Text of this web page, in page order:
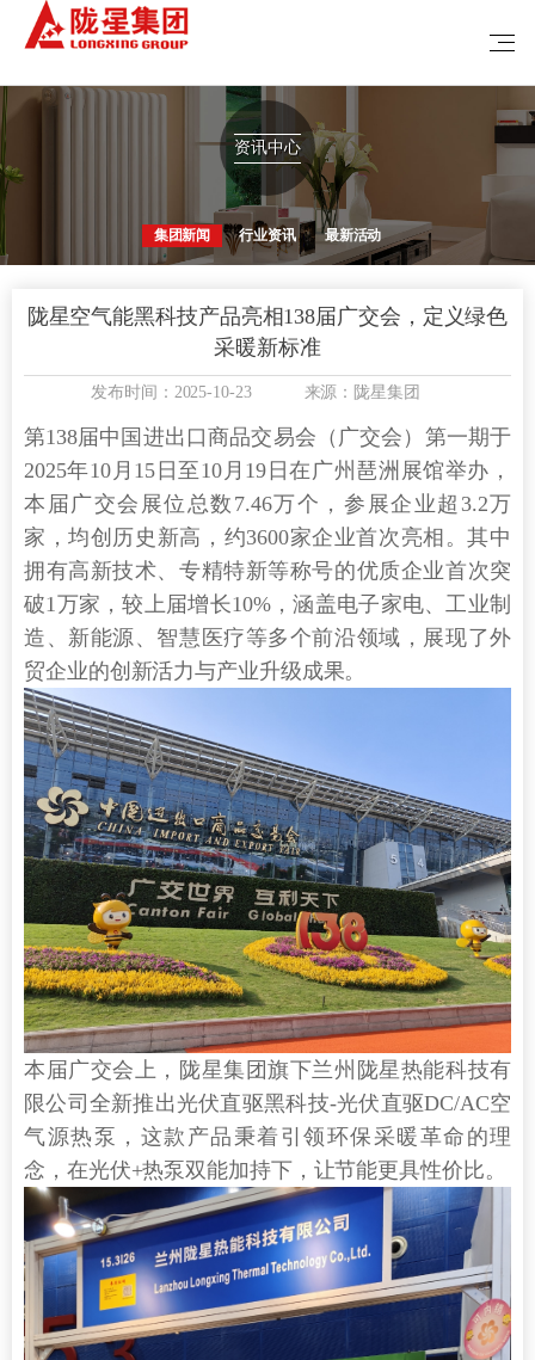
资讯中心
集团新闻 行业资讯 最新活动
陇星空气能黑科技产品亮相138届广交会，定义绿色
采暖新标准
发布时间：2025-10-23 来源：陇星集团
第138届中国进出口商品交易会（广交会）第一期于
2025年10月15日至10月19日在广州琶洲展馆举办，
本届广交会展位总数7.46万个，参展企业超3.2万
家，均创历史新高，约3600家企业首次亮相。其中
拥有高新技术、专精特新等称号的优质企业首次突
破1万家，较上届增长10%，涵盖电子家电、工业制
造、新能源、智慧医疗等多个前沿领域，展现了外
贸企业的创新活力与产业升级成果。
本届广交会上，陇星集团旗下兰州陇星热能科技有
限公司全新推出光伏直驱黑科技-光伏直驱DC/AC空
气源热泵，这款产品秉着引领环保采暖革命的理
念，在光伏+热泵双能加持下，让节能更具性价比。